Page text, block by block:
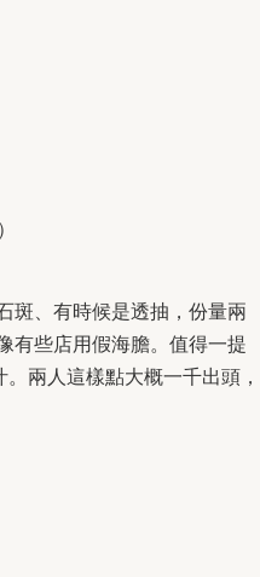
斑、有時候是透抽，份量兩
有些店用假海膽。值得一提
兩人這樣點大概一千出頭，